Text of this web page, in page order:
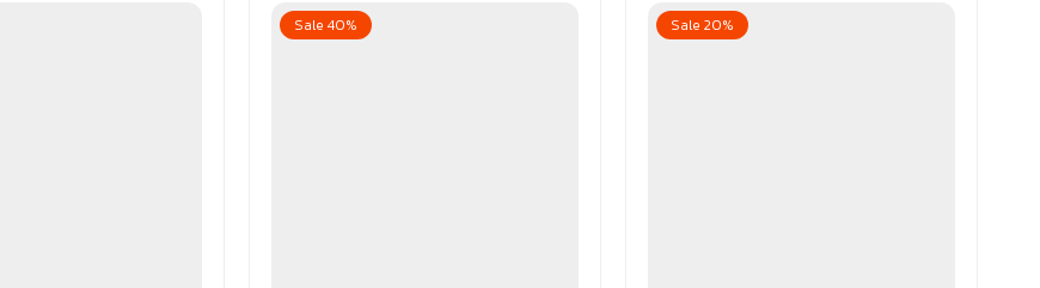
Sale 40% Sale 20%